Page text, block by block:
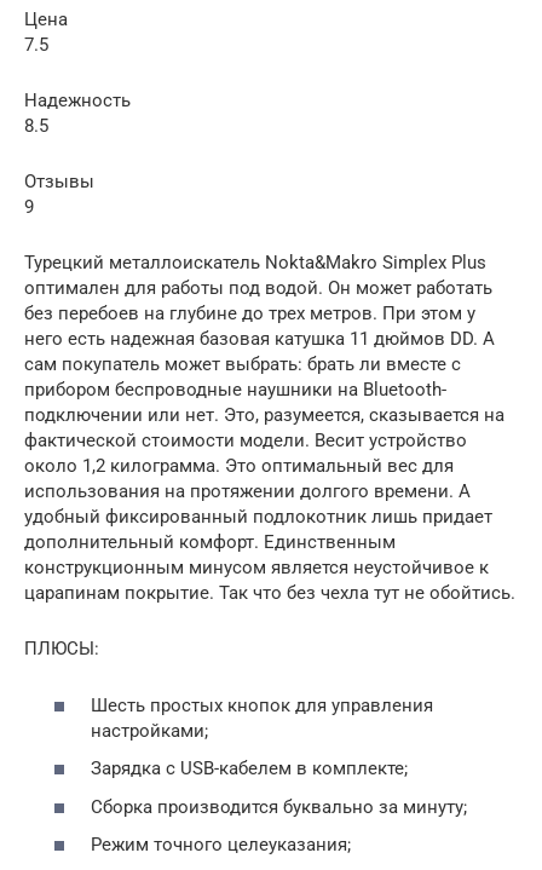
Цена
7.5
Надежность
8.5
Отзывы
9
Турецкий металлоискатель Nokta&Makro Simplex Plus
оптимален для работы под водой. Он может работать
без перебоев на глубине до трех метров. При этом у
него есть надежная базовая катушка 11 дюймов DD. А
сам покупатель может выбрать: брать ли вместе с
прибором беспроводные наушники на Bluetooth-
подключении или нет. Это, разумеется, сказывается на
фактической стоимости модели. Весит устройство
около 1,2 килограмма. Это оптимальный вес для
использования на протяжении долгого времени. А
удобный фиксированный подлокотник лишь придает
дополнительный комфорт. Единственным
конструкционным минусом является неустойчивое к
царапинам покрытие. Так что без чехла тут не обойтись.
ПЛЮСЫ:
Шесть простых кнопок для управления
настройками;
Зарядка с USB-кабелем в комплекте;
Сборка производится буквально за минуту;
Режим точного целеуказания;